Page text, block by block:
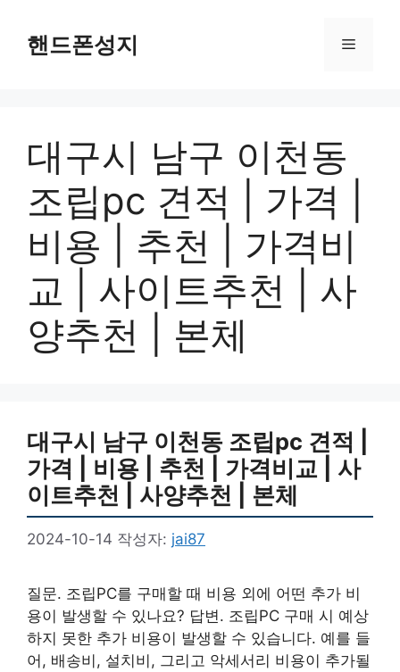
핸드폰성지 메
대구시 남구 이천동
조립pc 견적 | 가격 |
비용 | 추천 | 가격비
교 | 사이트추천 | 사
양추천 | 본체
대구시 남구 이천동 조립pc 견적 |
가격 | 비용 | 추천 | 가격비교 | 사
이트추천 | 사양추천 | 본체
2024-10-14 작성자: jai87
질문. 조립PC를 구매할 때 비용 외에 어떤 추가 비
용이 발생할 수 있나요? 답변. 조립PC 구매 시 예상
하지 못한 추가 비용이 발생할 수 있습니다. 예를 들
어, 배송비, 설치비, 그리고 악세서리 비용이 추가될